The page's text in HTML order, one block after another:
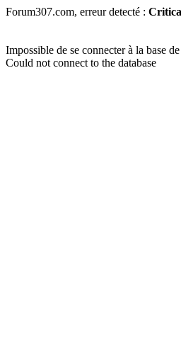
Forum307.com, erreur detecté :
Impossible de se connecter à la base
Could not connect to the database